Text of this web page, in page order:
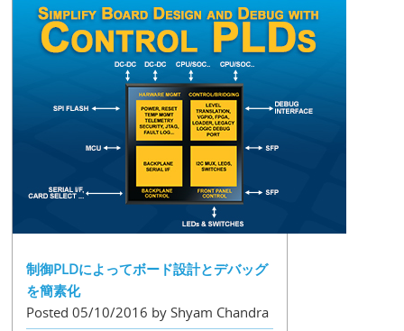
制御PLDによってボード設計とデバッグ
を簡素化
Posted 05/10/2016 by Shyam Chandra